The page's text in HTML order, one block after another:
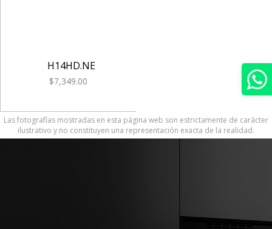
H14HD.NE
$7,349.00
Las fotografías mostradas en esta página web son estrictamente de carácter
ilustrativo y no constituyen una representación exacta de la realidad.